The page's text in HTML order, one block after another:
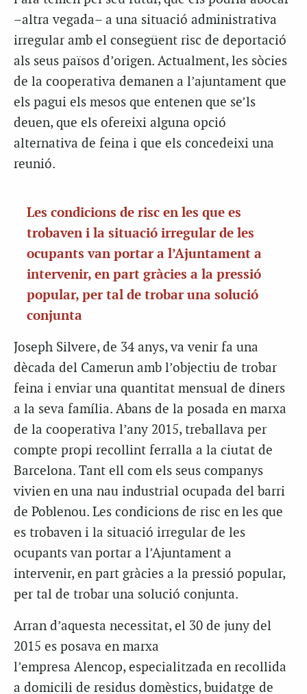
–altra vegada– a una situació administrativa
irregular amb el consegüent risc de deportació
als seus països d’origen. Actualment, les sòcies
de la cooperativa demanen a l’ajuntament que
els pagui els mesos que entenen que se’ls
deuen, que els ofereixi alguna opció
alternativa de feina i que els concedeixi una
reunió.
Les condicions de risc en les que es
trobaven i la situació irregular de les
ocupants van portar a l’Ajuntament a
intervenir, en part gràcies a la pressió
popular, per tal de trobar una solució
conjunta
Joseph Silvere, de 34 anys, va venir fa una
dècada del Camerun amb l’objectiu de trobar
feina i enviar una quantitat mensual de diners
a la seva família. Abans de la posada en marxa
de la cooperativa l’any 2015, treballava per
compte propi recollint ferralla a la ciutat de
Barcelona. Tant ell com els seus companys
vivien en una nau industrial ocupada del barri
de Poblenou. Les condicions de risc en les que
es trobaven i la situació irregular de les
ocupants van portar a l’Ajuntament a
intervenir, en part gràcies a la pressió popular,
per tal de trobar una solució conjunta.
Arran d’aquesta necessitat, el 30 de juny del
2015 es posava en marxa
l’empresa Alencop, especialitzada en recollida
a domicili de residus domèstics, buidatge de